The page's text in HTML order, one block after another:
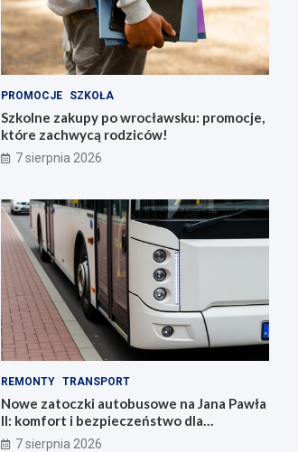
PROMOCJE SZKOŁA
Szkolne zakupy po wrocławsku: promocje,
które zachwycą rodziców!
7 sierpnia 2026
REMONTY TRANSPORT
Nowe zatoczki autobusowe na Jana Pawła
II: komfort i bezpieczeństwo dla
mieszkańców!
7 sierpnia 2026